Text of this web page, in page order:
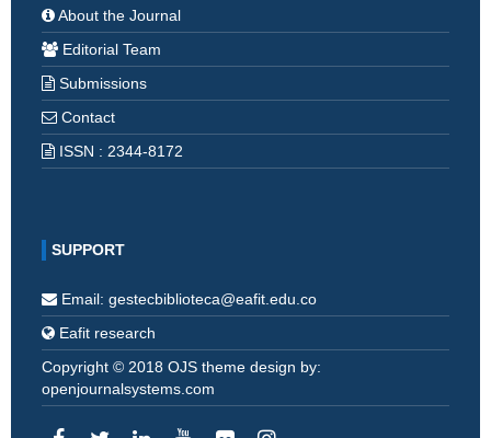
About the Journal
Editorial Team
Submissions
Contact
ISSN : 2344-8172
SUPPORT
Email: gestecbiblioteca@eafit.edu.co
Eafit research
Copyright © 2018 OJS theme design by:
openjournalsystems.com